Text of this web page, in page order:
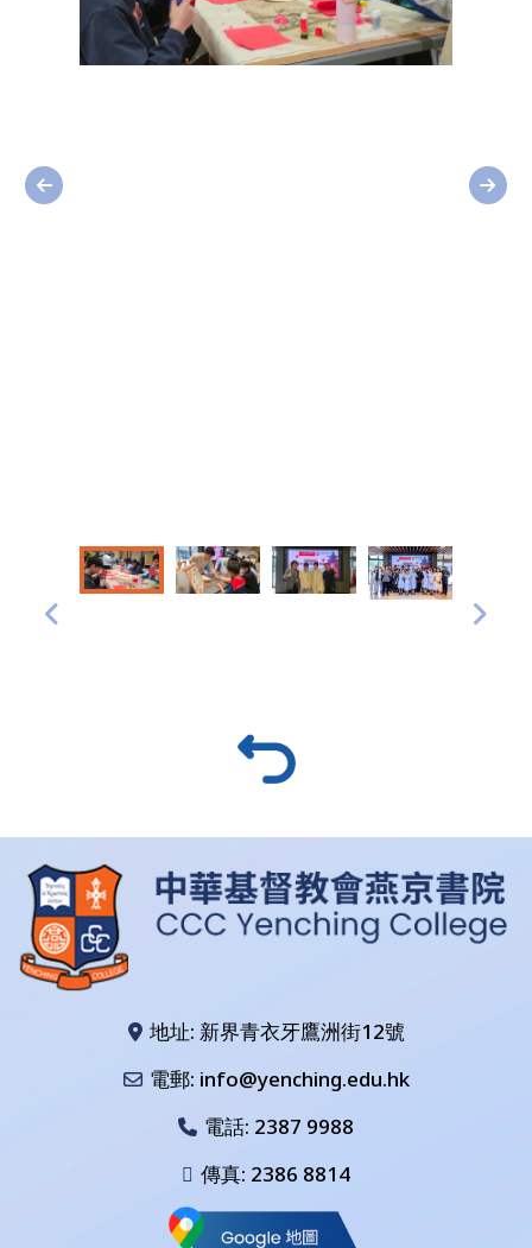
地址: 新界青衣牙鷹洲街12號
電郵: info@yenching.edu.hk
電話: 2387 9988
傳真: 2386 8814